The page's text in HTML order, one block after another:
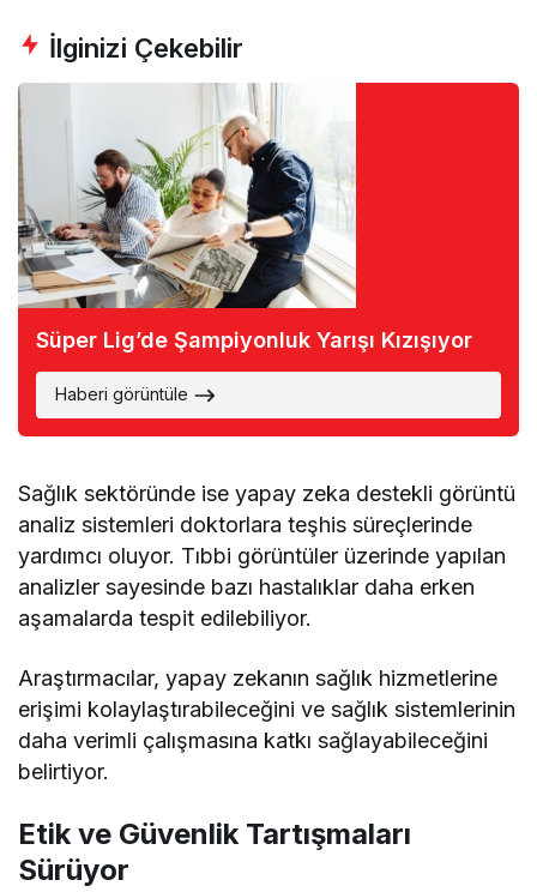
İlginizi Çekebilir
Süper Lig’de Şampiyonluk Yarışı Kızışıyor
Haberi görüntüle
Sağlık sektöründe ise yapay zeka destekli görüntü
analiz sistemleri doktorlara teşhis süreçlerinde
yardımcı oluyor. Tıbbi görüntüler üzerinde yapılan
analizler sayesinde bazı hastalıklar daha erken
aşamalarda tespit edilebiliyor.
Araştırmacılar, yapay zekanın sağlık hizmetlerine
erişimi kolaylaştırabileceğini ve sağlık sistemlerinin
daha verimli çalışmasına katkı sağlayabileceğini
belirtiyor.
Etik ve Güvenlik Tartışmaları
Sürüyor